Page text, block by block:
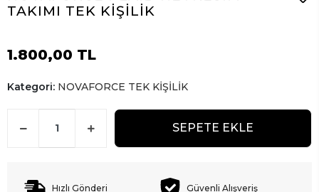
TAKIMI TEK KİŞİLİK
1.800,00 TL
Kategori: NOVAFORCE TEK KİŞİLİK
SEPETE EKLE
Hızlı Gönderi Güvenli Alışveriş